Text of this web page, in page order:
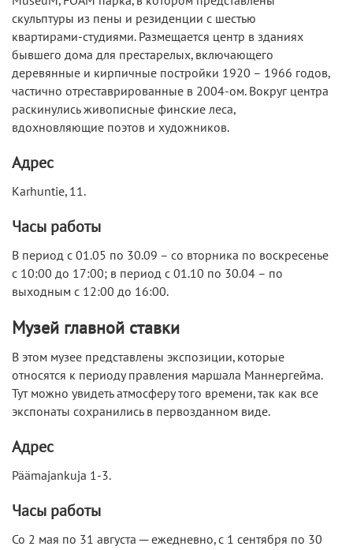
скульптуры из пены и резиденции с шестью
квартирами-студиями. Размещается центр в зданиях
бывшего дома для престарелых, включающего
деревянные и кирпичные постройки 1920 – 1966 годов,
частично отреставрированные в 2004-ом. Вокруг центра
раскинулись живописные финские леса,
вдохновляющие поэтов и художников.
Адрес
Karhuntie, 11.
Часы работы
В период с 01.05 по 30.09 – со вторника по воскресенье
с 10:00 до 17:00; в период с 01.10 по 30.04 – по
выходным с 12:00 до 16:00.
Музей главной ставки
В этом музее представлены экспозиции, которые
относятся к периоду правления маршала Маннергейма.
Тут можно увидеть атмосферу того времени, так как все
экспонаты сохранились в первозданном виде.
Адрес
Päämajankuja 1-3.
Часы работы
Со 2 мая по 31 августа ─ ежедневно, с 1 сентября по 30